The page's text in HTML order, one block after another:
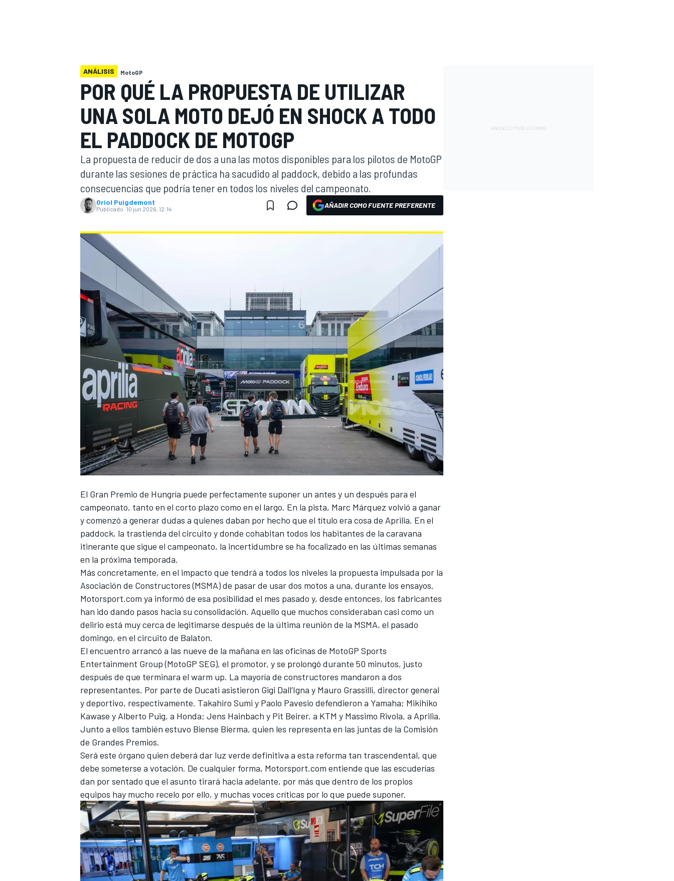
NASCAR INDYCAR SPORTSCAR RALLY TURISMO
MÁS
ANÁLISIS MotoGP
POR QUÉ LA PROPUESTA DE UTILIZAR
UNA SOLA MOTO DEJÓ EN SHOCK A TODO
EL PADDOCK DE MOTOGP
La propuesta de reducir de dos a una las motos disponibles para los pilotos de MotoGP
durante las sesiones de práctica ha sacudido al paddock, debido a las profundas
consecuencias que podría tener en todos los niveles del campeonato.
Oriol Puigdemont
Publicado: 10 jun 2026, 12:14 AÑADIR COMO FUENTE PREFERENTE
El Gran Premio de Hungría puede perfectamente suponer un antes y un después para el
campeonato, tanto en el corto plazo como en el largo. En la pista, Marc Márquez volvió a ganar
y comenzó a generar dudas a quienes daban por hecho que el título era cosa de Aprilia. En el
paddock, la trastienda del circuito y donde cohabitan todos los habitantes de la caravana
itinerante que sigue el campeonato, la incertidumbre se ha focalizado en las últimas semanas
en la próxima temporada.
Más concretamente, en el impacto que tendrá a todos los niveles la propuesta impulsada por la
Asociación de Constructores (MSMA) de pasar de usar dos motos a una, durante los ensayos.
Motorsport.com ya informó de esa posibilidad el mes pasado y, desde entonces, los fabricantes
han ido dando pasos hacia su consolidación. Aquello que muchos consideraban casi como un
delirio está muy cerca de legitimarse después de la última reunión de la MSMA, el pasado
domingo, en el circuito de Balaton.
El encuentro arrancó a las nueve de la mañana en las oficinas de MotoGP Sports
Entertainment Group (MotoGP SEG), el promotor, y se prolongó durante 50 minutos, justo
después de que terminara el warm up. La mayoría de constructores mandaron a dos
representantes. Por parte de Ducati asistieron Gigi Dall’Igna y Mauro Grassilli, director general
y deportivo, respectivamente. Takahiro Sumi y Paolo Pavesio defendieron a Yamaha; Mikihiko
Kawase y Alberto Puig, a Honda; Jens Hainbach y Pit Beirer, a KTM y Massimo Rivola, a Aprilia.
Junto a ellos también estuvo Biense Bierma, quien les representa en las juntas de la Comisión
de Grandes Premios.
Será este órgano quien deberá dar luz verde definitiva a esta reforma tan trascendental, que
debe someterse a votación. De cualquier forma, Motorsport.com entiende que las escuderías
dan por sentado que el asunto tirará hacia adelante, por más que dentro de los propios
equipos hay mucho recelo por ello, y muchas voces críticas por lo que puede suponer.